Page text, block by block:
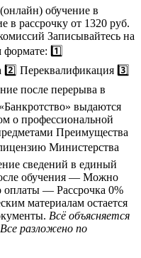
обучение в
рассрочку от 1320 руб.
Записывайтесь на
формате: 1️⃣
2️⃣ Переквалификация 3️⃣
после перерыва в
выдаются
о профессиональной
Преимущества
Министерства
сведений в единый
обучения — Можно
оплаты — Рассрочка 0%
материалам остается
Всё объясняется
разложено по